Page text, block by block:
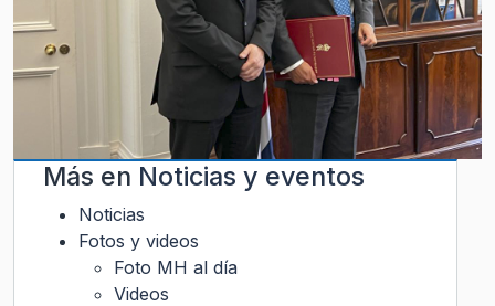
Más en Noticias y eventos
Noticias
Fotos y videos
Foto MH al día
Videos